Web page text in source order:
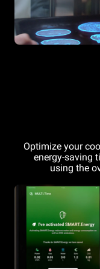
Optimize your
energy-saving
using the